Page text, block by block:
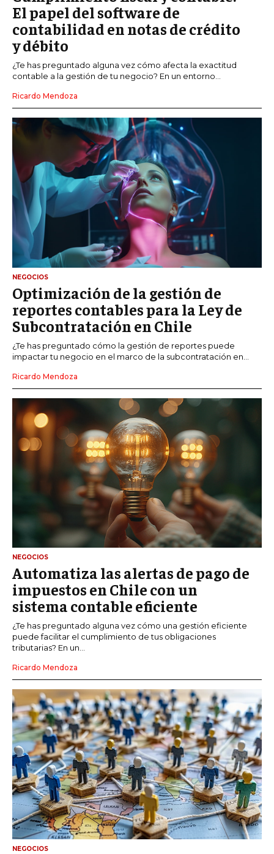
El papel del software de
contabilidad en notas de crédito
y débito
¿Te has preguntado alguna vez cómo afecta la exactitud
contable a la gestión de tu negocio? En un entorno...
Ricardo Mendoza
NEGOCIOS
Optimización de la gestión de
reportes contables para la Ley de
Subcontratación en Chile
¿Te has preguntado cómo la gestión de reportes puede
impactar tu negocio en el marco de la subcontratación en...
Ricardo Mendoza
NEGOCIOS
Automatiza las alertas de pago de
impuestos en Chile con un
sistema contable eficiente
¿Te has preguntado alguna vez cómo una gestión eficiente
puede facilitar el cumplimiento de tus obligaciones
tributarias? En un...
Ricardo Mendoza
NEGOCIOS